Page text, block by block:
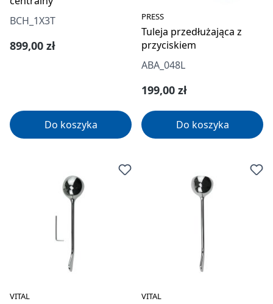
BCH_1X3T
Cena regularna:
899,00 zł
Do koszyka
PRESS
Tuleja przedłużająca z
przyciskiem
ABA_048L
Cena regularna:
199,00 zł
Do koszyka
VITAL VITAL